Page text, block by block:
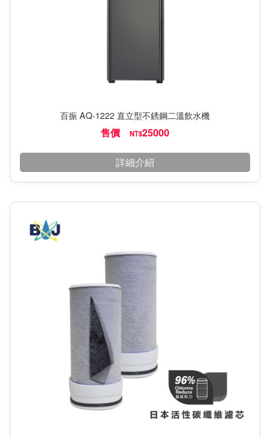
百振 AQ-1222 直立型不銹鋼二溫飲水機
售價 NT$25000
詳細介紹